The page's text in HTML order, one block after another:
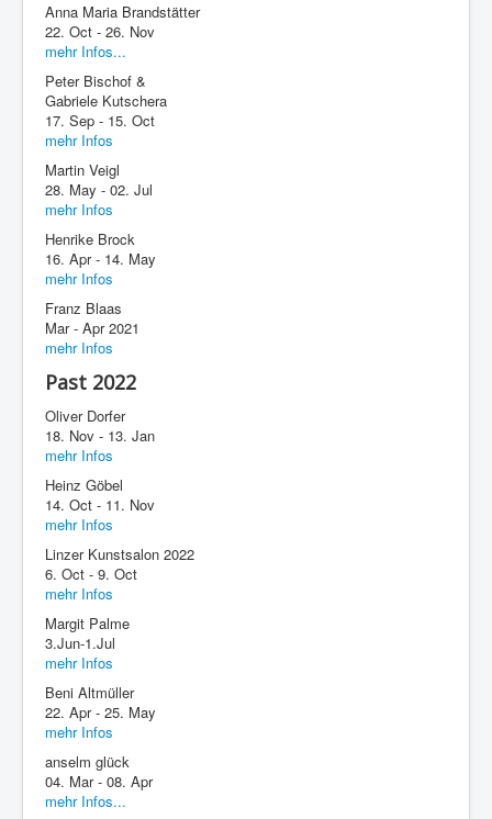
Anna Maria Brandstätter
22. Oct - 26. Nov
mehr Infos...
Peter Bischof &
Gabriele Kutschera
17. Sep - 15. Oct
mehr Infos
Martin Veigl
28. May - 02. Jul
mehr Infos
Henrike Brock
16. Apr - 14. May
mehr Infos
Franz Blaas
Mar - Apr 2021
mehr Infos
Past 2022
Oliver Dorfer
18. Nov - 13. Jan
mehr Infos
Heinz Göbel
14. Oct - 11. Nov
mehr Infos
Linzer Kunstsalon 2022
6. Oct - 9. Oct
mehr Infos
Margit Palme
3.Jun-1.Jul
mehr Infos
Beni Altmüller
22. Apr - 25. May
mehr Infos
anselm glück
04. Mar - 08. Apr
mehr Infos...